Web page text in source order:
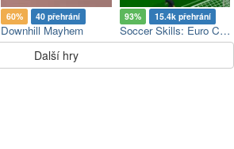
60% 40 přehrání
Downhill Mayhem
93% 15.4k přehrání
Soccer Skills: Euro Cup 2021
Další hry